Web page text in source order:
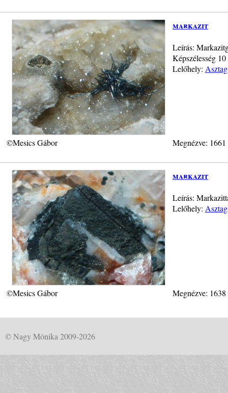
markazit
Leírás:
Képszélesség
Lelőhely:
©Mesics Gábor Megnézve:
markazit
Leírás:
Lelőhely:
©Mesics Gábor Megnézve:
© Nagy Mónika 2009-2026